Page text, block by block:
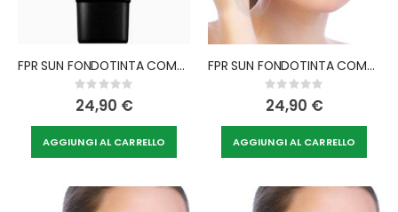
FPR SUN FONDOTINTA COMPATTO SPF50+ BRONZE
Rating:
0%
24,90 €
AGGIUNGI AL CARRELLO
FPR SUN FONDOTINTA COMPATTO SPF50+ DORATO
Rating:
0%
24,90 €
AGGIUNGI AL CARRELLO